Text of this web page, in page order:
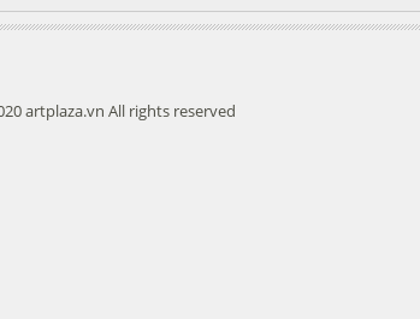
artplaza.vn All rights reserved